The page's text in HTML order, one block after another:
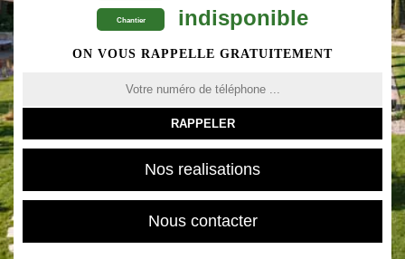
Chantier indisponible
ON VOUS RAPPELLE GRATUITEMENT
Nos realisations
Nous contacter